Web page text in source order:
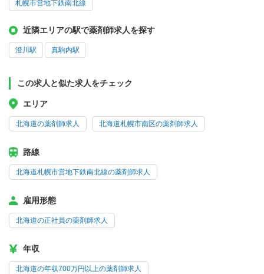
札幌市営地下鉄南北線
近隣エリアの駅で薬剤師求人を探す
澄川駅 真駒内駅
この求人と似た求人をチェック
エリア
北海道の薬剤師求人 北海道札幌市南区の薬剤師求人
路線
北海道札幌市営地下鉄南北線の薬剤師求人
雇用形態
北海道の正社員の薬剤師求人
年収
北海道の年収700万円以上の薬剤師求人